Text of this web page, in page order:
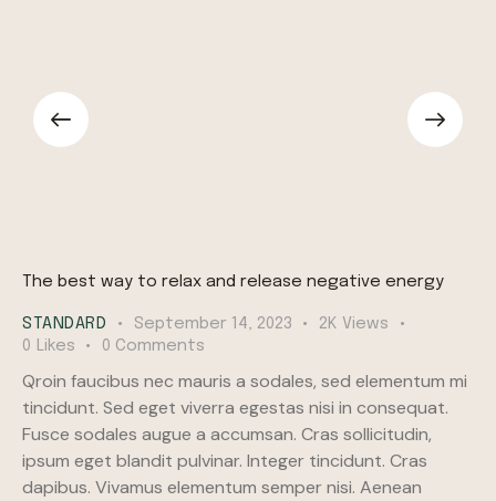
The best way to relax and release negative energy
STANDARD September 14, 2023 2K Views
0 Likes 0 Comments
Qroin faucibus nec mauris a sodales, sed elementum mi
tincidunt. Sed eget viverra egestas nisi in consequat.
Fusce sodales augue a accumsan. Cras sollicitudin,
ipsum eget blandit pulvinar. Integer tincidunt. Cras
dapibus. Vivamus elementum semper nisi. Aenean